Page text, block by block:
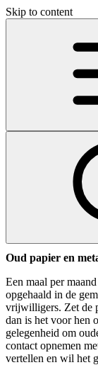
Skip to content
Oud papier en
Een maal per
opgehaald in de
vrijwilligers. Zet de
dan is het voor hen
gelegenheid om
contact opnemen
vertellen en wil het